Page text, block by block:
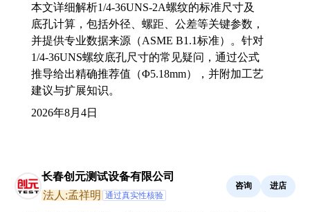
本文详细解析1/4-36UNS-2A螺纹的标准尺寸及
底孔计算，包括外径、螺距、公差等关键参数，
并提供专业数据来源（ASME B1.1标准）。针对
1/4-36UNS螺纹底孔尺寸的常见疑问，通过公式
推导给出精确推荐值（Φ5.18mm），并附加工艺
建议与扩展知识。
2026年8月4日
长春创元测试设备有限公司
法人:孟祥明 通过真实性核验
咨询 进店